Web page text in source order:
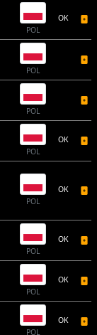
POL
OK
POL
POL
POL
OK
POL
OK
POL
OK
POL
OK
POL
OK